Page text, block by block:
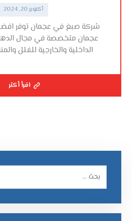
أكتوبر 20, 2024
شركة صبغ في عجمان توفر
عجمان متخصصة في مجال
الداخلية والخارجية للفلل
اقرأ أكثر